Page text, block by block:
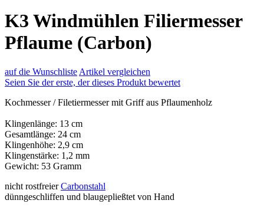
K3 Windmühlen Filiermesser
Pflaume (Carbon)
auf die Wunschliste Artikel vergleichen
Seien Sie der erste, der dieses Produkt bewertet
Kochmesser / Filetiermesser mit Griff aus Pflaumenholz
Klingenlänge: 13 cm
Gesamtlänge: 24 cm
Klingenhöhe: 2,9 cm
Klingenstärke: 1,2 mm
Gewicht: 53 Gramm
nicht rostfreierCarbonstahl
dünngeschliffen und blaugepließtet von Hand